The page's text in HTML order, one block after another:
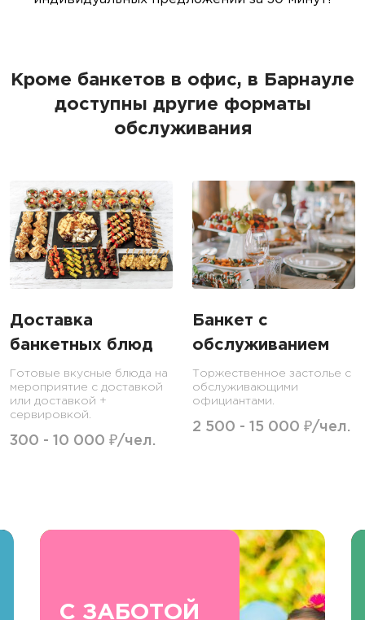
Кроме банкетов в офис, в Барнауле
доступны другие форматы
обслуживания
Доставка
банкетных блюд
Готовые вкусные блюда на
мероприятие с доставкой
или доставкой +
сервировкой.
300 - 10 000 ₽/чел.
Банкет с
обслуживанием
Торжественное застолье с
обслуживающими
официантами.
2 500 - 15 000 ₽/чел.
С ЗАБОТОЙ